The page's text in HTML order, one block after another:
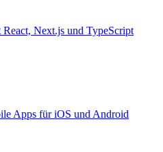
Next.js und TypeScript
Apps für iOS und Android